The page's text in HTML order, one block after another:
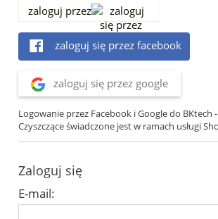
zaloguj przez
zaloguj się przez facebook
zaloguj się przez google
Logowanie przez Facebook i Google do BKtech
Czyszczące świadczone jest w ramach usługi
Zaloguj się
E-mail: